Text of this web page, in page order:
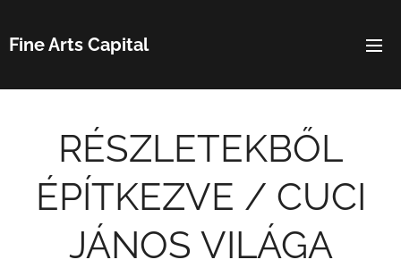
Fine Arts Capital
RÉSZLETEKBŐL
ÉPÍTKEZVE / CUCI
JÁNOS VILÁGA